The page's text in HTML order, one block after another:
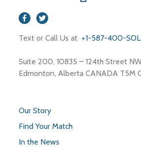
Text or Call Us at +1-587-400-
Suite 200, 10835 – 124th Street
Edmonton, Alberta CANADA T5M
Our Story
Find Your Match
In the News